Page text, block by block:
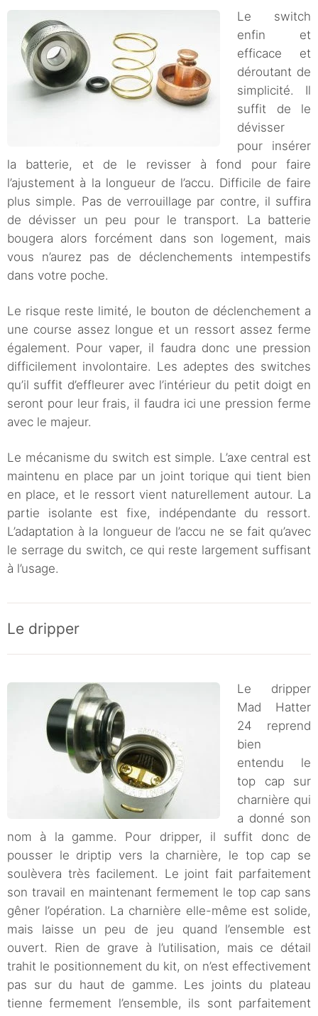
Le switch
enfin et
efficace et
déroutant de
simplicité. Il
suffit de le
dévisser
pour insérer
la batterie, et de le revisser à fond pour faire
l’ajustement à la longueur de l’accu. Difficile de faire
plus simple. Pas de verrouillage par contre, il suffira
de dévisser un peu pour le transport. La batterie
bougera alors forcément dans son logement, mais
vous n’aurez pas de déclenchements intempestifs
dans votre poche.
Le risque reste limité, le bouton de déclenchement a
une course assez longue et un ressort assez ferme
également. Pour vaper, il faudra donc une pression
difficilement involontaire. Les adeptes des switches
qu’il suffit d’effleurer avec l’intérieur du petit doigt en
seront pour leur frais, il faudra ici une pression ferme
avec le majeur.
Le mécanisme du switch est simple. L’axe central est
maintenu en place par un joint torique qui tient bien
en place, et le ressort vient naturellement autour. La
partie isolante est fixe, indépendante du ressort.
L’adaptation à la longueur de l’accu ne se fait qu’avec
le serrage du switch, ce qui reste largement suffisant
à l’usage.
Le dripper
Le dripper
Mad Hatter
24 reprend
bien
entendu le
top cap sur
charnière qui
a donné son
nom à la gamme. Pour dripper, il suffit donc de
pousser le driptip vers la charnière, le top cap se
soulèvera très facilement. Le joint fait parfaitement
son travail en maintenant fermement le top cap sans
gêner l’opération. La charnière elle-même est solide,
mais laisse un peu de jeu quand l’ensemble est
ouvert. Rien de grave à l’utilisation, mais ce détail
trahit le positionnement du kit, on n’est effectivement
pas sur du haut de gamme. Les joints du plateau
tienne fermement l’ensemble, ils sont parfaitement